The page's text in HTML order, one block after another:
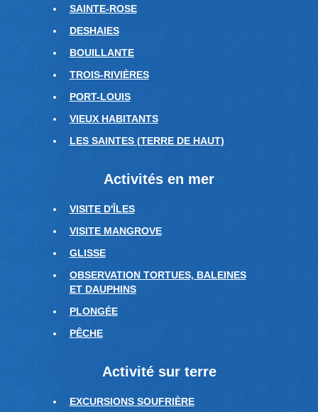
SAINTE-ROSE
DESHAIES
BOUILLANTE
TROIS-RIVIÈRES
PORT-LOUIS
VIEUX HABITANTS
LES SAINTES (TERRE DE HAUT)
Activités en mer
VISITE D'ÎLES
VISITE MANGROVE
GLISSE
OBSERVATION TORTUES, BALEINES
ET DAUPHINS
PLONGÉE
PÊCHE
Activité sur terre
EXCURSIONS SOUFRIÈRE